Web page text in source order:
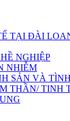
TẠI ĐÀI
NGHIỆP
NHIỄM
SẢN VÀ
THẦN/ TINH